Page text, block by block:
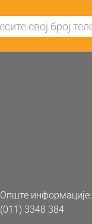
Опште информације:
(011) 3348 384